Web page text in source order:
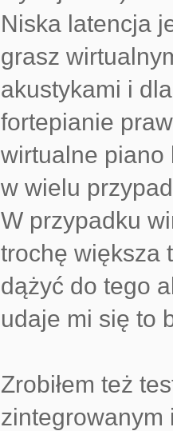
Niska latencja
grasz
akustykami i
fortepianie
wirtualne piano
w wielu
W przypadku
trochę większa
dążyć do tego
udaje mi się to
Zrobiłem też
zintegrowanym